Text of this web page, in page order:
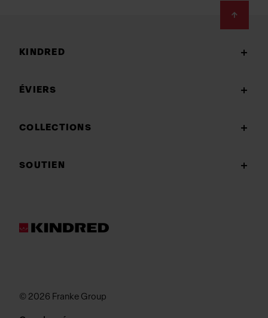
KINDRED
ÉVIERS
COLLECTIONS
SOUTIEN
© 2026 Franke Group